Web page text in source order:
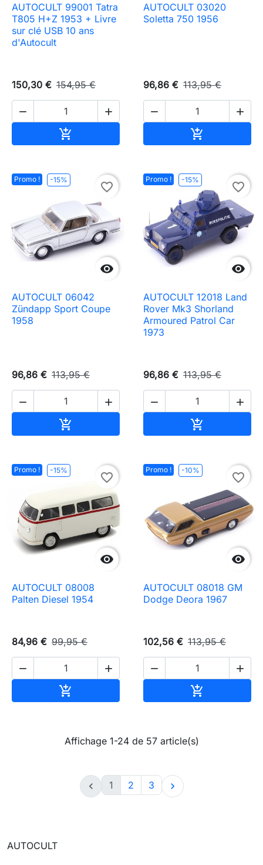
AUTOCULT 99001 Tatra
T805 H+Z 1953 + Livre
sur clé USB 10 ans
d'Autocult
150,30 € 154,95 €
 

AUTOCULT 03020
Soletta 750 1956
96,86 € 113,95 €
 

Promo ! -15%

favorite_border
AUTOCULT 06042
Zündapp Sport Coupe
1958
96,86 € 113,95 €
 

Promo ! -15%

favorite_border
AUTOCULT 12018 Land
Rover Mk3 Shorland
Armoured Patrol Car
1973
96,86 € 113,95 €
 

Promo ! -15%

favorite_border
AUTOCULT 08008
Palten Diesel 1954
84,96 € 99,95 €
 

Promo ! -10%

favorite_border
AUTOCULT 08018 GM
Dodge Deora 1967
102,56 € 113,95 €
 

Affichage 1-24 de 57 article(s)
 1 2 3 
AUTOCULT